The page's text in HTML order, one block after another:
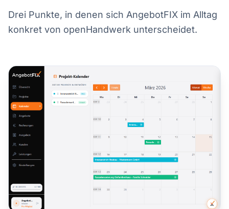
Drei Punkte, in denen sich AngebotFIX im Alltag
konkret von openHandwerk unterscheidet.